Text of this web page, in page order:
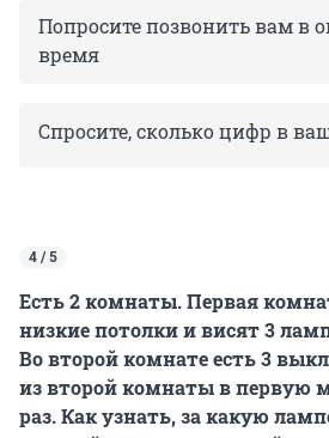
Попросите позвонить вам в
время
Спросите, сколько цифр в
4 / 5
Есть 2 комнаты. Первая
низкие потолки и висят 3
Во второй комнате есть 3
из второй комнаты в первую
раз. Как узнать, за какую